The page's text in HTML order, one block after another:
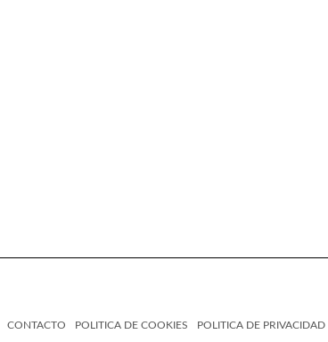
CONTACTO POLITICA DE COOKIES POLITICA DE PRIVACIDAD